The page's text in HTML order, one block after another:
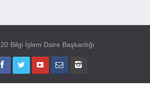
Bilgi İşlem Daire Başkanlığı